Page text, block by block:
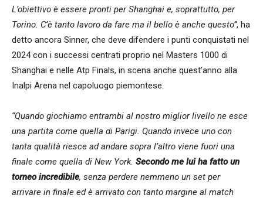
L’obiettivo è essere pronti per Shanghai e, soprattutto, per
Torino. C’è tanto lavoro da fare ma il bello è anche questo”, ha
detto ancora Sinner, che deve difendere i punti conquistati nel
2024 con i successi centrati proprio nel Masters 1000 di
Shanghai e nelle Atp Finals, in scena anche quest’anno alla
Inalpi Arena nel capoluogo piemontese.
“Quando giochiamo entrambi al nostro miglior livello ne esce
una partita come quella di Parigi. Quando invece uno con
tanta qualità riesce ad andare sopra l’altro viene fuori una
finale come quella di New York. Secondo me lui ha fatto un
torneo incredibile, senza perdere nemmeno un set per
arrivare in finale ed è arrivato con tanto margine al match